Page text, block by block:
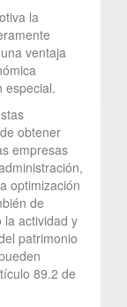
la
ventaja
especial.
obtener
empresas
optimización
de
la actividad y
patrimonio
89.2 de